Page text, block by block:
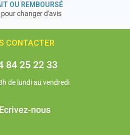
OU REMBOURSÉ
changer d'avis
CONTACTER
84 25 22 33
de lundi au vendredi
Ecrivez-nous